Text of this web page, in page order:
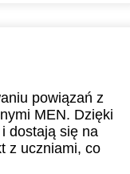
powiązań z
MEN. Dzięki
dostają się na
z uczniami, co